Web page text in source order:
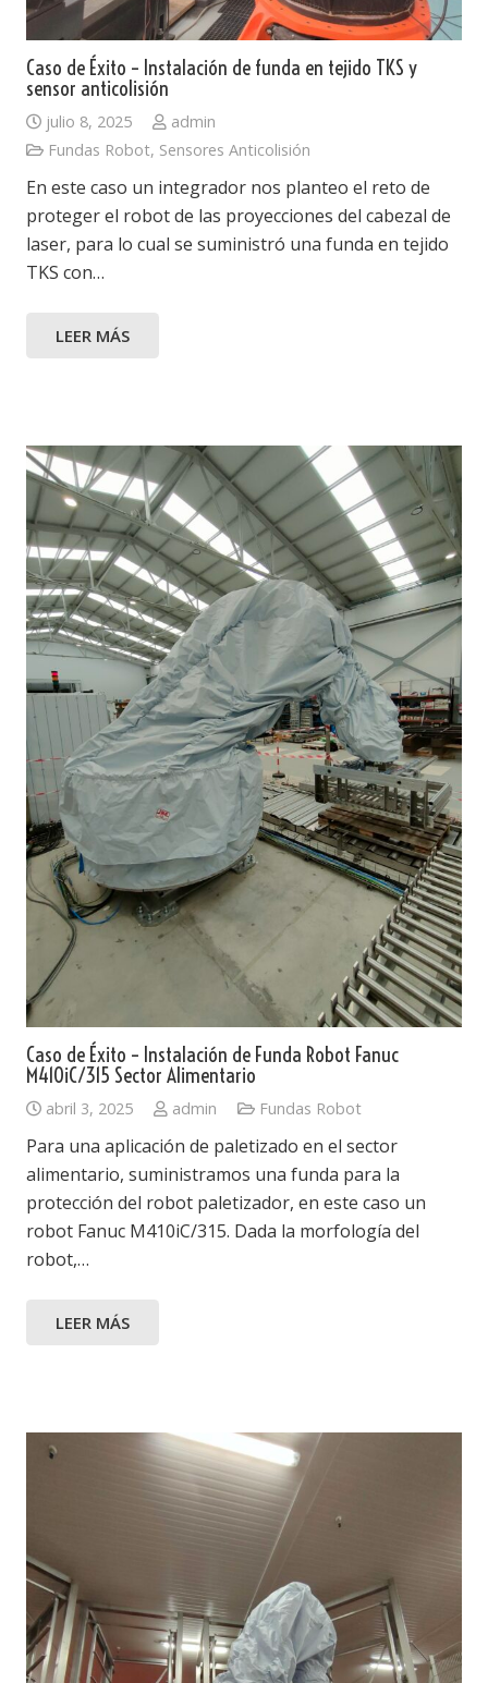
Caso de Éxito – Instalación de funda en tejido TKS y
sensor anticolisión
julio 8, 2025
admin
Fundas Robot, Sensores Anticolisión
En este caso un integrador nos planteo el reto de
proteger el robot de las proyecciones del cabezal de
laser, para lo cual se suministró una funda en tejido
TKS con…
LEER MÁS
Caso de Éxito – Instalación de Funda Robot Fanuc
M410iC/315 Sector Alimentario
abril 3, 2025 admin Fundas Robot
Para una aplicación de paletizado en el sector
alimentario, suministramos una funda para la
protección del robot paletizador, en este caso un
robot Fanuc M410iC/315. Dada la morfología del
robot,…
LEER MÁS